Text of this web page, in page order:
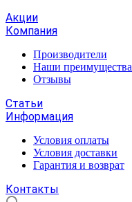
Акции
Компания
Производители
Наши преимущества
Отзывы
Статьи
Информация
Условия оплаты
Условия доставки
Гарантия и возврат
Контакты